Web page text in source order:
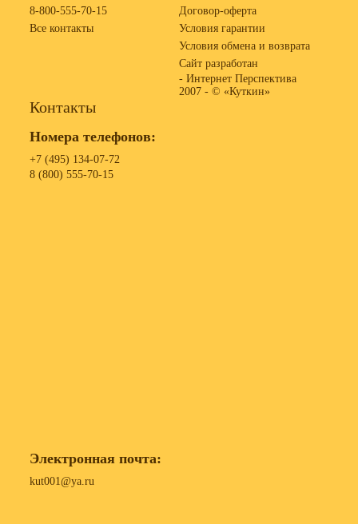
8-800-555-70-15
Все контакты
Договор-оферта
Условия гарантии
Условия обмена и возврата
Сайт разработан
- Интернет Перспектива
2007 - © «Куткин»
Контакты
Номера телефонов:
+7 (495) 134-07-72
8 (800) 555-70-15
Электронная почта:
kut001@ya.ru